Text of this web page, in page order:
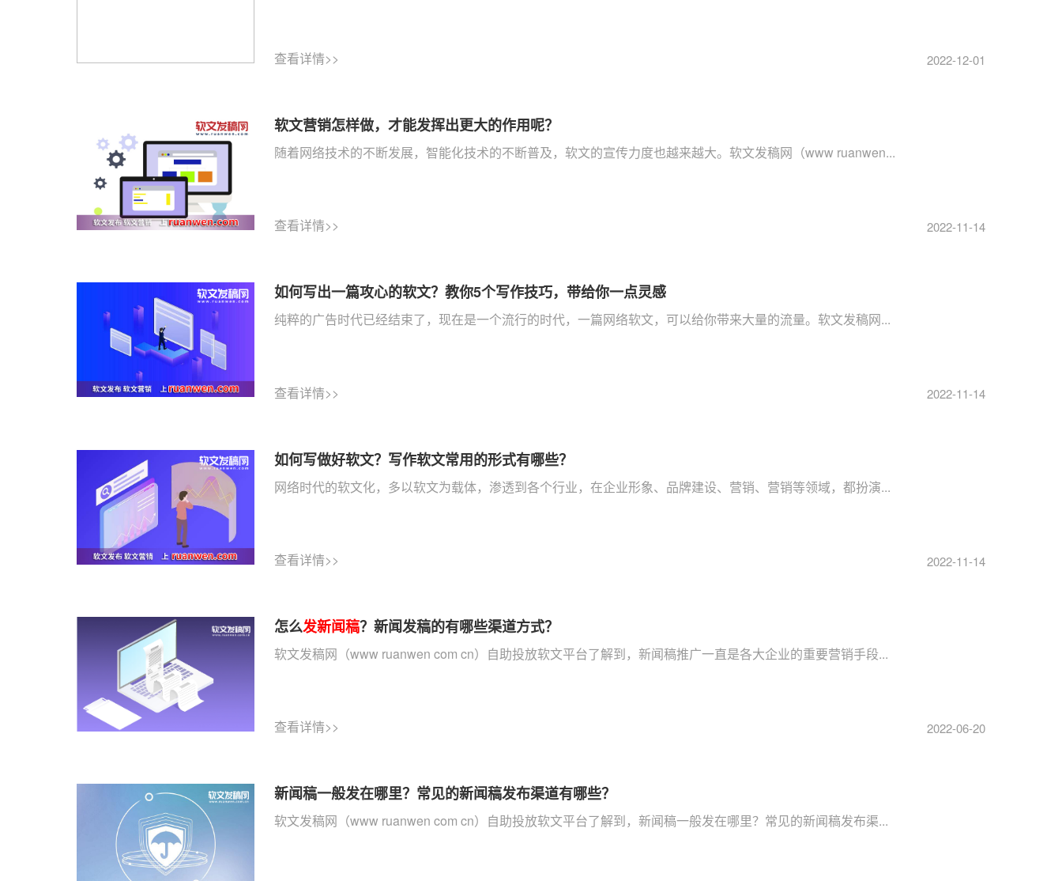
查看详情>> 2022-12-01
软文营销怎样做，才能发挥出更大的作用呢？
随着网络技术的不断发展，智能化技术的不断普及，软文的宣传力度也越来越大。软文发稿网（www ruanwen...
查看详情>> 2022-11-14
如何写出一篇攻心的软文？教你5个写作技巧，带给你一点灵感
纯粹的广告时代已经结束了，现在是一个流行的时代，一篇网络软文，可以给你带来大量的流量。软文发稿网...
查看详情>> 2022-11-14
如何写做好软文？写作软文常用的形式有哪些？
网络时代的软文化，多以软文为载体，渗透到各个行业，在企业形象、品牌建设、营销、营销等领域，都扮演...
查看详情>> 2022-11-14
怎么发新闻稿？新闻发稿的有哪些渠道方式？
软文发稿网（www ruanwen com cn）自助投放软文平台了解到，新闻稿推广一直是各大企业的重要营销手段...
查看详情>> 2022-06-20
新闻稿一般发在哪里？常见的新闻稿发布渠道有哪些？
软文发稿网（www ruanwen com cn）自助投放软文平台了解到，新闻稿一般发在哪里？常见的新闻稿发布渠...